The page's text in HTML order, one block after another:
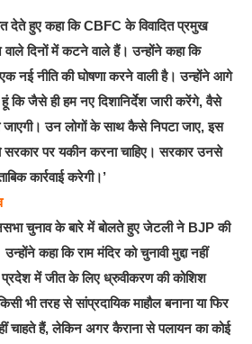
देते हुए कहा कि CBFC के विवादित प्रमुख
दिनों में कटने वाले हैं। उन्होंने कहा कि
नई नीति की घोषणा करने वाली है। उन्होंने आगे
हूं कि जैसे ही हम नए दिशानिर्देश जारी करेंगे, वैसे
जाएगी। उन लोगों के साथ कैसे निपटा जाए, इस
पर यकीन करना चाहिए। सरकार उनसे
कार्रवाई करेगी।’
चुनाव के बारे में बोलते हुए जेटली ने BJP की
कहा कि राम मंदिर को चुनावी मुद्दा नहीं
प्रदेश में जीत के लिए ध्रुवीकरण की कोशिश
भी तरह से सांप्रदायिक माहौल बनाना या फिर
चाहते हैं, लेकिन अगर कैराना से पलायन का कोई